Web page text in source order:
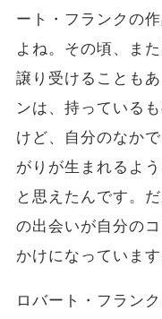
ート・フランクの
よね。その頃、ま
譲り受けることも
ンは、持っている
けど、自分のなか
がりが生まれるよ
と思えたんです。
の出会いが自分の
かけになっています
ロバート・フラン